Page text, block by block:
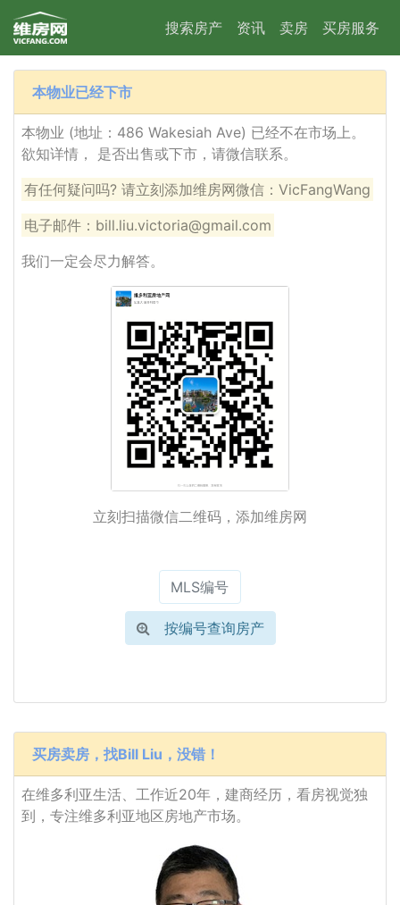
搜索房产 资讯 卖房 买房服务
本物业已经下市
本物业 (地址：486 Wakesiah Ave) 已经不在市场上。
欲知详情， 是否出售或下市，请微信联系。
有任何疑问吗? 请立刻添加维房网微信：VicFangWang
电子邮件：bill.liu.victoria@gmail.com
我们一定会尽力解答。
立刻扫描微信二维码，添加维房网
按编号查询房产
买房卖房，找Bill Liu，没错！
在维多利亚生活、工作近20年，建商经历，看房视觉独
到，专注维多利亚地区房地产市场。